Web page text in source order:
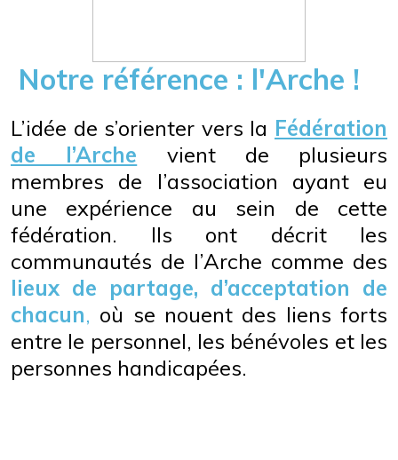
Notre référence : l'Arche !
L’idée de s’orienter vers la Fédération
de l’Arche vient de plusieurs
membres de l’association ayant eu
une expérience au sein de cette
fédération. Ils ont décrit les
communautés de l’Arche comme des
lieux de partage, d’acceptation de
chacun, où se nouent des liens forts
entre le personnel, les bénévoles et les
personnes handicapées.